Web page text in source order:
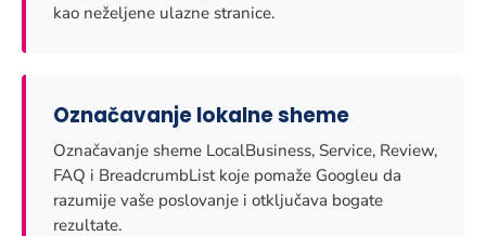
kao neželjene ulazne stranice.
Označavanje lokalne sheme
Označavanje sheme LocalBusiness, Service, Review,
FAQ i BreadcrumbList koje pomaže Googleu da
razumije vaše poslovanje i otključava bogate
rezultate.